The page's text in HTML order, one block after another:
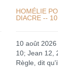
HOMÉLIE
DIACRE --
10 août
10; Jean 12,
Règle, dit